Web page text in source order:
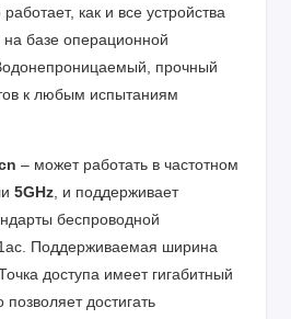
как и все устройства
на базе операционной
прочный
к любым испытаниям
– может работать в частотном
5GHz , и поддерживает
беспроводной
Поддерживаемая ширина
Точка доступа имеет гигабитный
достигать